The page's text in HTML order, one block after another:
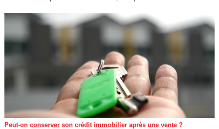
Peut-on conserver son crédit immobilier après une vente ?